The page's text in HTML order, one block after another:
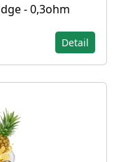
- 0,3ohm
Detail